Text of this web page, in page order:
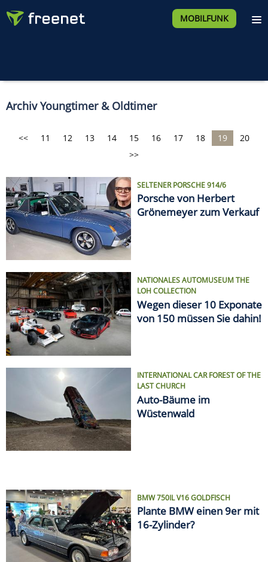
MOBILFUNK
Archiv Youngtimer & Oldtimer
<< 11 12 13 14 15 16 17 18 19
20
>>
SELTENER PORSCHE 914/6
Porsche von Herbert
Grönemeyer zum Verkauf
NATIONALES AUTOMUSEUM THE
LOH COLLECTION
Wegen dieser 10 Exponate
von 150 müssen Sie dahin!
INTERNATIONAL CAR FOREST OF THE
LAST CHURCH
Auto-Bäume im
Wüstenwald
BMW 750IL V16 GOLDFISCH
Plante BMW einen 9er mit
16-Zylinder?